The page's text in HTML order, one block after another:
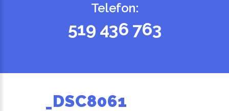
Telefon:
519 436 763
_DSC8061